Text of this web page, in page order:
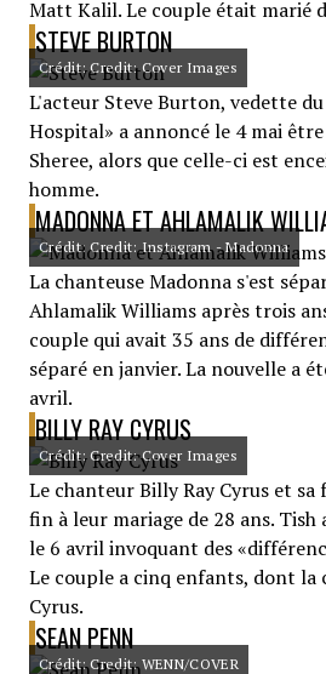
Matt Kalil. Le couple était marié
STEVE BURTON
Crédit: Credit: Cover Images
L'acteur Steve Burton, vedette
Hospital» a annoncé le 4 mai
Sheree, alors que celle-ci est
homme.
MADONNA ET AHLAMALIK
Crédit: Credit: Instagram - Madonna
La chanteuse Madonna s'est
Ahlamalik Williams après trois
couple qui avait 35 ans de
séparé en janvier. La nouvelle a
avril.
BILLY RAY CYRUS
Crédit: Credit: Cover Images
Le chanteur Billy Ray Cyrus et
fin à leur mariage de 28 ans. Tish
le 6 avril invoquant des
Le couple a cinq enfants, dont la
Cyrus.
SEAN PENN
Crédit: Credit: WENN/COVER